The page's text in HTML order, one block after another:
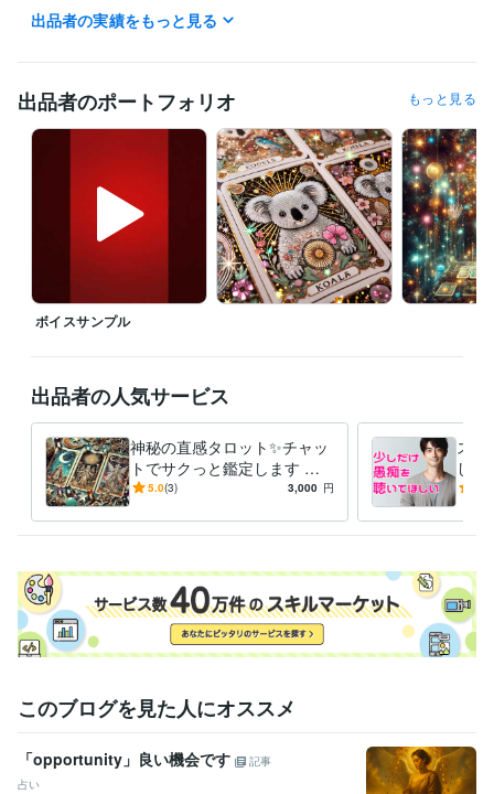
【自分を愛し、自然体で生きるためのセルフラブ実践ガイド】
仕事も恋愛も、なんだかうまくいかない
他人と自分を比べては自虐して
ついには「私なんて、どうせ無理」と自責の毎日…
しかし、そんな生活を続けているうちに、気づいたんです
『本当の幸せは、自分を愛することから始まる』
・自分を認める（良い所も悪い所も）
・その全てが自分なんだと受け入れる
●自分を愛することで生活が激変！
毎日のジャーナリング
自分の感情に向き合う事を大切にして
少しずつ自分を好きになれるようになっていきました
自分を愛せるようになると
世界が一気に輝きだすんです！
自信が生まれる、人間関係が良くなる
仕事も良い流れになる、愛を持って他者と関われる
そんな幸せの連鎖を起こせるのが「セルフラブ」です！
マーケティング / 広告・宣伝・プロモーション
カスタマーサポート・カスタマーサクセス / コールセンター管理・運
営
経験年数 : 3年
ライフスタイル・その他 / 占い師
出品者の実績をもっと見る
出品者のポートフォリオ もっと見る
ボイスサンプル
出品者の人気サービス
神秘の直感タロット✨チャッ
トでサクっと鑑定します タ
ロットで✨チャット占い一度
5.0(3) 3,000 円
スト
し
族、
このブログを見た人にオススメ
「opportunity」良い機会です
記事
占い